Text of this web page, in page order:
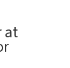
at